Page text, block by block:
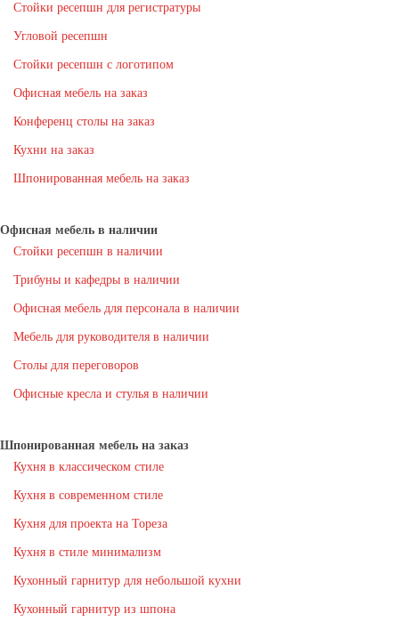
Стойки ресепшн для регистратуры
Угловой ресепшн
Стойки ресепшн с логотипом
Офисная мебель на заказ
Конференц столы на заказ
Кухни на заказ
Шпонированная мебель на заказ
Офисная мебель в наличии
Стойки ресепшн в наличии
Трибуны и кафедры в наличии
Офисная мебель для персонала в наличии
Мебель для руководителя в наличии
Столы для переговоров
Офисные кресла и стулья в наличии
Шпонированная мебель на заказ
Кухня в классическом стиле
Кухня в современном стиле
Кухня для проекта на Тореза
Кухня в стиле минимализм
Кухонный гарнитур для небольшой кухни
Кухонный гарнитур из шпона